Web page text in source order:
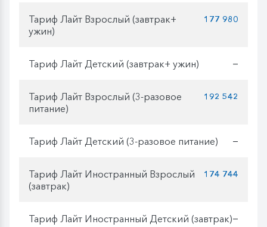
Тариф Лайт Взрослый (завтрак+
ужин)
177 980
Тариф Лайт Детский (завтрак+ ужин) —
Тариф Лайт Взрослый (3-разовое
питание)
192 542
Тариф Лайт Детский (3-разовое питание) —
Тариф Лайт Иностранный Взрослый
(завтрак)
174 744
Тариф Лайт Иностранный Детский (завтрак)—